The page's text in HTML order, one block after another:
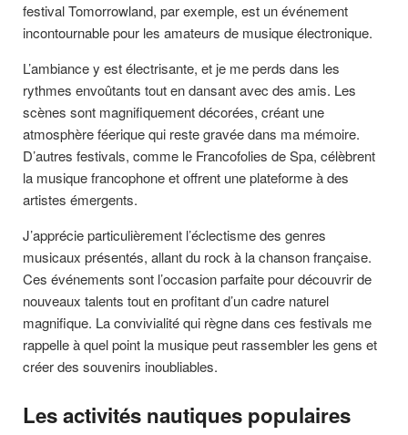
festival Tomorrowland, par exemple, est un événement
incontournable pour les amateurs de musique électronique.
L’ambiance y est électrisante, et je me perds dans les
rythmes envoûtants tout en dansant avec des amis. Les
scènes sont magnifiquement décorées, créant une
atmosphère féerique qui reste gravée dans ma mémoire.
D’autres festivals, comme le Francofolies de Spa, célèbrent
la musique francophone et offrent une plateforme à des
artistes émergents.
J’apprécie particulièrement l’éclectisme des genres
musicaux présentés, allant du rock à la chanson française.
Ces événements sont l’occasion parfaite pour découvrir de
nouveaux talents tout en profitant d’un cadre naturel
magnifique. La convivialité qui règne dans ces festivals me
rappelle à quel point la musique peut rassembler les gens et
créer des souvenirs inoubliables.
Les activités nautiques populaires